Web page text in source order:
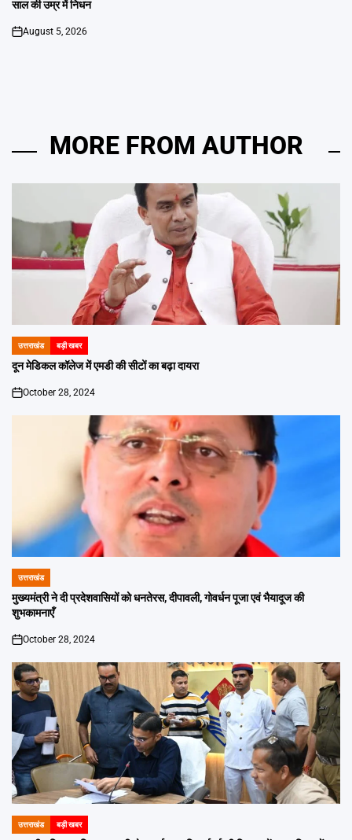
साल की उम्र में निधन
on
August 5, 2026
MORE FROM AUTHOR
POSTED
IN
उत्तराखंड बड़ी खबर
दून मेडिकल कॉलेज में एमडी की सीटों का बढ़ा दायरा
on
October 28, 2024
POSTED
IN
उत्तराखंड
मुख्यमंत्री ने दी प्रदेशवासियों को धनतेरस, दीपावली, गोवर्धन पूजा एवं भैयादूज की
शुभकामनाएँ
on
October 28, 2024
POSTED
उत्तराखंड बड़ी खबर